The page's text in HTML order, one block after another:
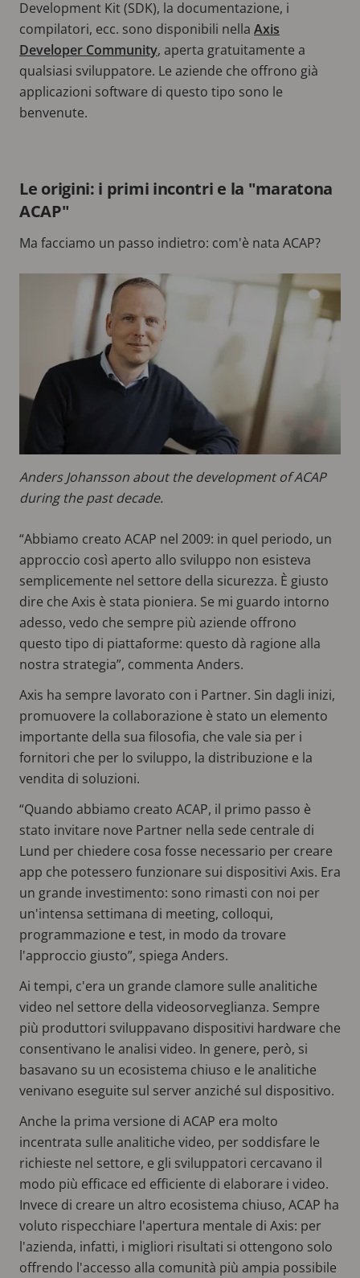
Development Kit (SDK), la documentazione, i
compilatori, ecc. sono disponibili nella Axis
Developer Community, aperta gratuitamente a
qualsiasi sviluppatore. Le aziende che offrono già
applicazioni software di questo tipo sono le
benvenute.
Le origini: i primi incontri e la "maratona
ACAP"
Ma facciamo un passo indietro: com'è nata ACAP?
Anders Johansson about the development of ACAP
during the past decade.
“Abbiamo creato ACAP nel 2009: in quel periodo, un
approccio così aperto allo sviluppo non esisteva
semplicemente nel settore della sicurezza. È giusto
dire che Axis è stata pioniera. Se mi guardo intorno
adesso, vedo che sempre più aziende offrono
questo tipo di piattaforme: questo dà ragione alla
nostra strategia”, commenta Anders.
Axis ha sempre lavorato con i Partner. Sin dagli inizi,
promuovere la collaborazione è stato un elemento
importante della sua filosofia, che vale sia per i
fornitori che per lo sviluppo, la distribuzione e la
vendita di soluzioni.
“Quando abbiamo creato ACAP, il primo passo è
stato invitare nove Partner nella sede centrale di
Lund per chiedere cosa fosse necessario per creare
app che potessero funzionare sui dispositivi Axis. Era
un grande investimento: sono rimasti con noi per
un'intensa settimana di meeting, colloqui,
programmazione e test, in modo da trovare
l'approccio giusto”, spiega Anders.
Ai tempi, c'era un grande clamore sulle analitiche
video nel settore della videosorveglianza. Sempre
più produttori sviluppavano dispositivi hardware che
consentivano le analisi video. In genere, però, si
basavano su un ecosistema chiuso e le analitiche
venivano eseguite sul server anziché sul dispositivo.
Anche la prima versione di ACAP era molto
incentrata sulle analitiche video, per soddisfare le
richieste nel settore, e gli sviluppatori cercavano il
modo più efficace ed efficiente di elaborare i video.
Invece di creare un altro ecosistema chiuso, ACAP ha
voluto rispecchiare l'apertura mentale di Axis: per
l'azienda, infatti, i migliori risultati si ottengono solo
offrendo l'accesso alla comunità più ampia possibile